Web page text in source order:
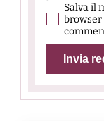
Salva il
browser